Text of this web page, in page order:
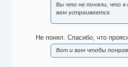
Вы что не поняли, что
вам устраивается.
Не понял. Спасибо, что
Вот и вам чтобы